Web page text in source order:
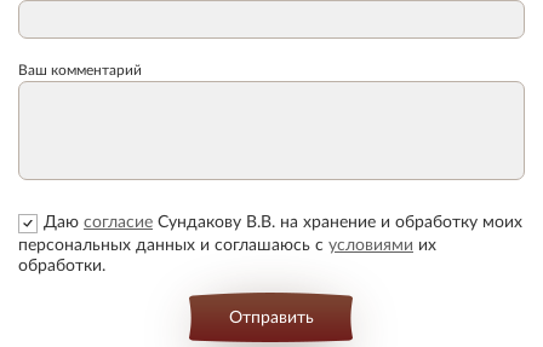
Ваш комментарий
Даю согласие Сундакову В.В. на хранение и обработку моих
персональных данных и соглашаюсь с условиями их
обработки.
Отправить